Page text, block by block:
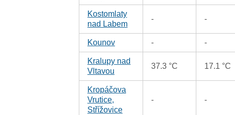
Kostomlaty
nad Labem
- -
Kounov - -
Kralupy nad
Vltavou
37.3 °C 17.1 °C
Kropáčova
Vrutice,
Střížovice
- -